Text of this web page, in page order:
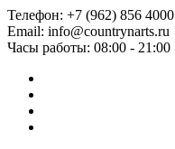
Телефон: +7 (962) 856 4000
Email: info@countrynarts.ru
Часы работы: 08:00 - 21:00